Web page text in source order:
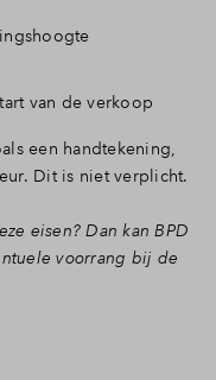
van de verkoop
een handtekening,
Dit is niet verplicht.
eisen? Dan kan BPD
voorrang bij de